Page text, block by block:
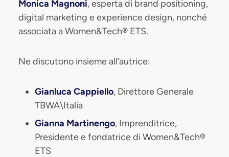
Monica Magnoni, esperta di brand positioning,
digital marketing e experience design, nonché
associata a Women&Tech® ETS.
Ne discutono insieme all’autrice:
Gianluca Cappiello, Direttore Generale
TBWA\Italia
Gianna Martinengo, Imprenditrice,
Presidente e fondatrice di Women&Tech®
ETS